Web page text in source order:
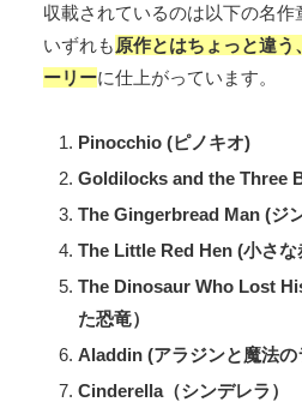
収載されているのは以下の名作
いずれも 原作とはちょっと違う
ーリーに仕上がっています。
Pinocchio (ピノキオ)
Goldilocks and the Three
The Gingerbread Man (ジ
The Little Red Hen (小さな
The Dinosaur Who Lost
た恐竜）
Aladdin (アラジンと魔法の
Cinderella（シンデレラ）